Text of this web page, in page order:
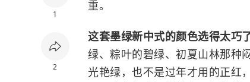
1
2
重。
这套墨绿新中式的颜色选得太巧
绿、粽叶的碧绿、初夏山林那种
光艳绿，也不是过年才用的正红